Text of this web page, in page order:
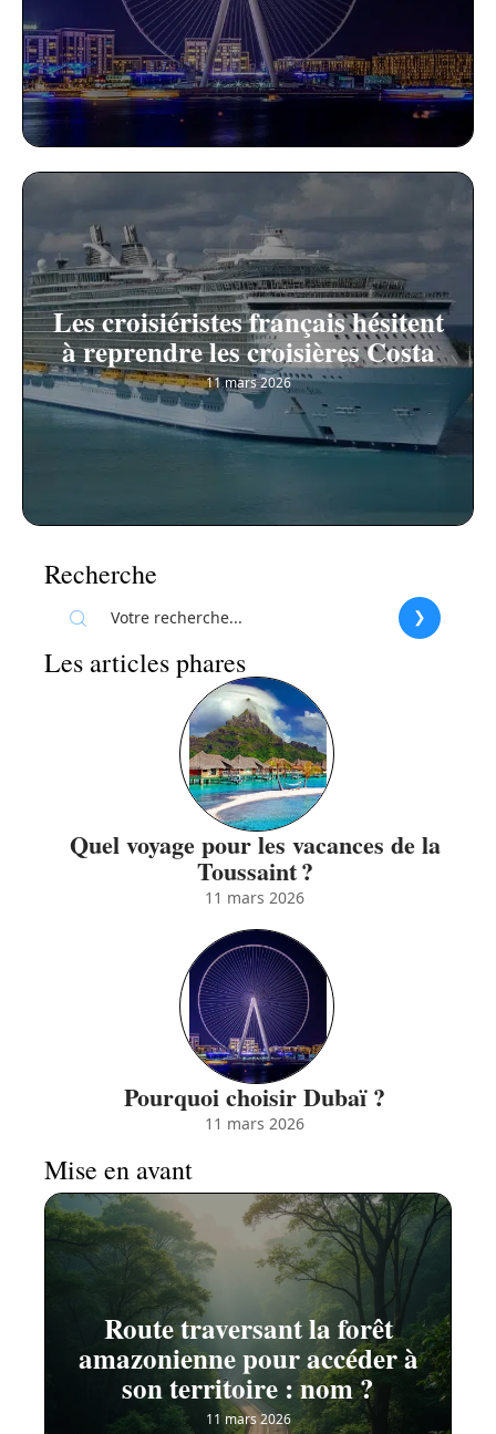
Les croisiéristes français hésitent
à reprendre les croisières Costa
11 mars 2026
Recherche
Les articles phares
Quel voyage pour les vacances de la
Toussaint ?
11 mars 2026
Pourquoi choisir Dubaï ?
11 mars 2026
Mise en avant
Route traversant la forêt
amazonienne pour accéder à
son territoire : nom ?
11 mars 2026